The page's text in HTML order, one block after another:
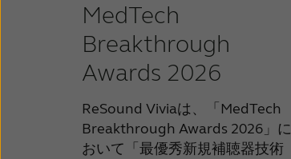
MedTech
Breakthrough
Awards 2026
ReSound Viviaは、「MedTech
Breakthrough Awards 2026」に
おいて「最優秀新規補聴器技術